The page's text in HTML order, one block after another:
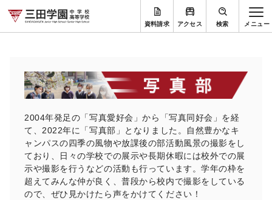
資料請求 アクセス 検索
2004年発足の「写真愛好会」から「写真同好会」を経
て、2022年に「写真部」となりました。
自然豊かなキ
ャンパスの四季の風物や放課後の部活動風景の撮影を し
ており、
日々の学校での展示や長期休暇には校外での展
示や撮影を行うなどの活動も行っています。学年の枠を
超えてみんな仲が良く、普段から校内で撮影をしている
ので、 ぜひ見かけたら声をかけてください！